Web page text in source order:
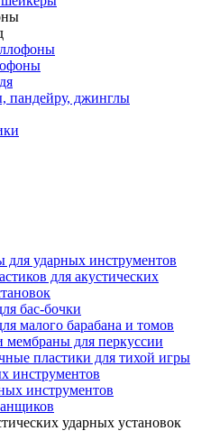
пандейру, джинглы
для ударных инструментов
для акустических
бас-бочки
малого барабана и томов
мембраны для перкуссии
пластики для тихой игры
инструментов
инструментов
ударных установок